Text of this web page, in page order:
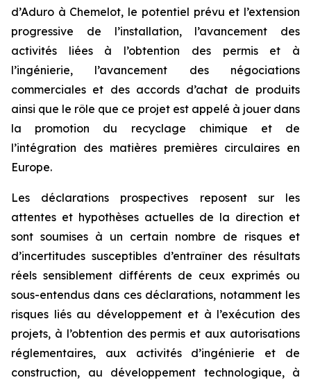
d’Aduro à Chemelot, le potentiel prévu et l’extension
progressive de l’installation, l’avancement des
activités liées à l’obtention des permis et à
l’ingénierie, l’avancement des négociations
commerciales et des accords d’achat de produits
ainsi que le rôle que ce projet est appelé à jouer dans
la promotion du recyclage chimique et de
l’intégration des matières premières circulaires en
Europe.
Les déclarations prospectives reposent sur les
attentes et hypothèses actuelles de la direction et
sont soumises à un certain nombre de risques et
d’incertitudes susceptibles d’entraîner des résultats
réels sensiblement différents de ceux exprimés ou
sous-entendus dans ces déclarations, notamment les
risques liés au développement et à l’exécution des
projets, à l’obtention des permis et aux autorisations
réglementaires, aux activités d’ingénierie et de
construction, au développement technologique, à